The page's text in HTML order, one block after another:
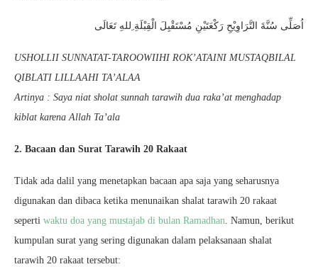
اُصَلِّى سُنَّةَ التَّرَاوِيْحِ رَكْعَتَيْنِ مُسْتَقْبِلَ الْقِبْلَةِ ِللهِ تَعَالَى
USHOLLII SUNNATAT-TAROOWIIHI ROK’ATAINI MUSTAQBILAL
QIBLATI LILLAAHI TA’ALAA
Artinya : Saya niat sholat sunnah tarawih dua raka’at menghadap
kiblat karena Allah Ta’ala
2. Bacaan dan Surat Tarawih 20 Rakaat
Tidak ada dalil yang menetapkan bacaan apa saja yang seharusnya
digunakan dan dibaca ketika menunaikan shalat tarawih 20 rakaat
seperti waktu doa yang mustajab di bulan Ramadhan. Namun, berikut
kumpulan surat yang sering digunakan dalam pelaksanaan shalat
tarawih 20 rakaat tersebut: